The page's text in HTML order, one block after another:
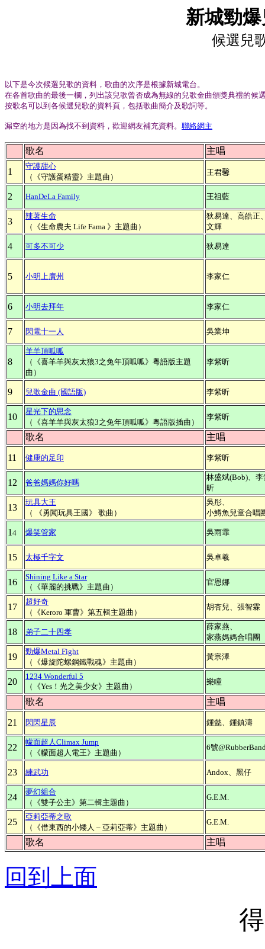
新城勁
候選兒
以下是今次候選兒歌的資料，歌曲的次序是根據新城電台。
在各首歌曲的最後一欄，列出該兒歌曾否成為無線的兒歌金曲頒獎典禮的候
按歌名可以到各候選兒歌的資料頁，包括歌曲簡介及歌詞等。
漏空的地方是因為找不到資料，歡迎網友補充資料。 聯絡網主
歌名 主唱
1
守護甜心
（《守護蛋精靈》主題曲）
王君馨
2 HanDeLa Family 王祖藍
3
辣著生命
（《生命農夫 Life Fama 》主題曲）
狄易達、高皓正
文輝
4 可多不可少 狄易達
5 小明上廣州 李家仁
6 小明去拜年 李家仁
7 閃電十一人 吳業坤
8
羊羊頂呱呱
（《喜羊羊與灰太狼3之兔年頂呱呱》粵語版主題
曲）
李紫昕
9 兒歌金曲 (國語版) 李紫昕
10
星光下的思念
（《喜羊羊與灰太狼3之兔年頂呱呱》粵語版插曲）
李紫昕
歌名 主唱
11 健康的足印 李紫昕
12 爸爸媽媽你好嗎
林盛斌(Bob)、李
昕
13
玩具大王
（ 《勇闖玩具王國》 歌曲）
吳彤、
小鱒魚兒童合唱
1 4 爆笑管家 吳雨霏
15 太極千字文 吳卓羲
16
Shining Like a Star
（《華麗的挑戰》主題曲）
官恩娜
17
超好奇
（《Keroro 軍曹》第五輯主題曲）
胡杏兒、張智霖
18 弟子二十四孝
薛家燕、
家燕媽媽合唱團
19
勁爆Metal Fight
（《爆旋陀螺鋼鐵戰魂》主題曲）
黃宗澤
20
1234 Wonderful 5
（《Yes！光之美少女》主題曲）
樂瞳
歌名 主唱
21 閃閃星辰 鍾懿、鍾鎮濤
22
幪面超人Climax Jump
（《幪面超人電王》主題曲）
6號
23 練武功 Andox、黑仔
24
夢幻組合
（《雙子公主》第二輯主題曲）
G.E.M.
25
亞莉亞蒂之歌
（《借東西的小矮人 – 亞莉亞蒂》主題曲）
G.E.M.
歌名 主唱
回到上面